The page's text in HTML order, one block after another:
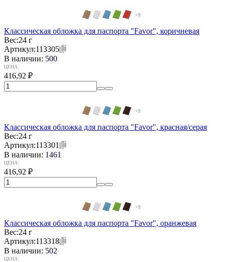
+8
Классическая обложка для паспорта "Favor", коричневая
Вес:24 г
Артикул:113305
В наличии: 500
ЦЕНА:
416,92 ₽
+8
Классическая обложка для паспорта "Favor", красная/серая
Вес:24 г
Артикул:113301
В наличии: 1461
ЦЕНА:
416,92 ₽
+8
Классическая обложка для паспорта "Favor", оранжевая
Вес:24 г
Артикул:113318
В наличии: 502
ЦЕНА: